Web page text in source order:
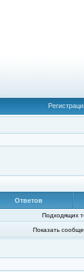
Ответов
Подходящих
Показать